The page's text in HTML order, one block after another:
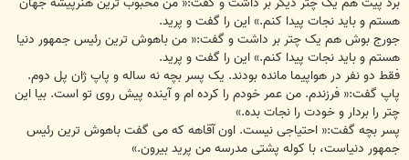
هستم و باید نجات پیدا کنم.» این را گفت و پرید.
جورج بوش هم یک چتر بر داشت و گفت:« من باهوش ترین رئیس جمهور دنیا
هستم و باید نجات پیدا کنم.» این را گفت و پرید.
فقط دو نفر در هواپیما مانده بودند. یک پسر بچه نه ساله و پاپ ژان پل دوم.
پاپ گفت:« فرزندم. من عمر خودم را کرده ام و آینده پیش روی تو است. بیا این
چتر را بردار و خودت را نجات بده.»
پسر بچه گفت:« احتیاجی نیست. اون آقاهه که می گفت باهوش ترین رئیس
جمهور دنیاست، با کوله پشتی مدرسه من پرید بیرون.»